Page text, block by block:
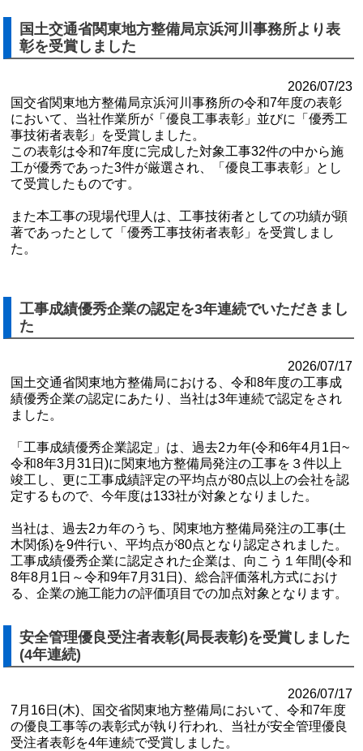
国土交通省関東地方整備局京浜河川事務所より表
彰を受賞しました
2026/07/23
国交省関東地方整備局京浜河川事務所の令和7年度の表彰
において、当社作業所が「優良工事表彰」並びに「優秀工
事技術者表彰」を受賞しました。
この表彰は令和7年度に完成した対象工事32件の中から施
工が優秀であった3件が厳選され、「優良工事表彰」とし
て受賞したものです。
また本工事の現場代理人は、工事技術者としての功績が顕
著であったとして「優秀工事技術者表彰」を受賞しまし
た。
工事成績優秀企業の認定を3年連続でいただきまし
た
2026/07/17
国土交通省関東地方整備局における、令和8年度の工事成
績優秀企業の認定にあたり、当社は3年連続で認定をされ
ました。
「工事成績優秀企業認定」は、過去2カ年(令和6年4月1日~
令和8年3月31日)に関東地方整備局発注の工事を３件以上
竣工し、更に工事成績評定の平均点が80点以上の会社を認
定するもので、今年度は133社が対象となりました。
当社は、過去2カ年のうち、関東地方整備局発注の工事(土
木関係)を9件行い、平均点が80点となり認定されました。
工事成績優秀企業に認定された企業は、向こう１年間(令和
8年8月1日～令和9年7月31日)、総合評価落札方式におけ
る、企業の施工能力の評価項目での加点対象となります。
安全管理優良受注者表彰(局長表彰)を受賞しました
(4年連続)
2026/07/17
7月16日(木)、国交省関東地方整備局において、令和7年度
の優良工事等の表彰式が執り行われ、当社が安全管理優良
受注者表彰を4年連続で受賞しました。